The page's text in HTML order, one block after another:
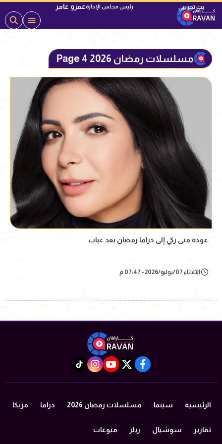
رئيس مجلس الإدارةعمرو عامر
مسلسلات رمضان 2026 Page 4
عودة منى زكي إلى دراما رمضان بعد غياب
الثلاثاء 07/يوليو/2026 - 07:47 م
facebook
twitter
youtube
instagram
tiktok
الرئيسية سينما مسلسلات رمضان 2026 دراما مزيكا
تقارير سوشيال ريلز منوعات